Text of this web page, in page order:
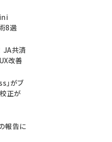
8選
JA共済
改善
」がブ
正が
報告に